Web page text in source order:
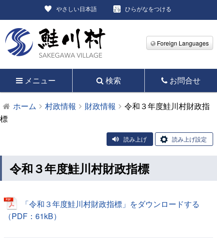
やさしい日本語 ひらがなをつける
Foreign Languages
メニュー 検索 お問合せ
ホーム 村政情報 財政情報
令和３年度鮭川村財政指
標
読み上げ 読み上げ設定
令和３年度鮭川村財政指標
「令和３年度鮭川村財政指標」をダウンロードする
（PDF：61kB）